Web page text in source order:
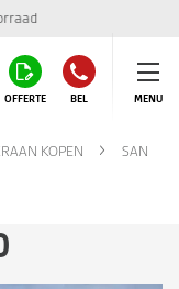
OFFERTE BEL MENU
KOPEN
SAN